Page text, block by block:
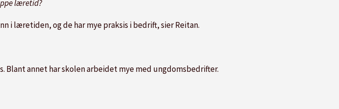
læretid?
i læretiden, og de har mye praksis i bedrift, sier Reitan.
annet har skolen arbeidet mye med ungdomsbedrifter.